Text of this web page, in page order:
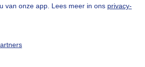
van onze app. Lees meer in ons privacy-